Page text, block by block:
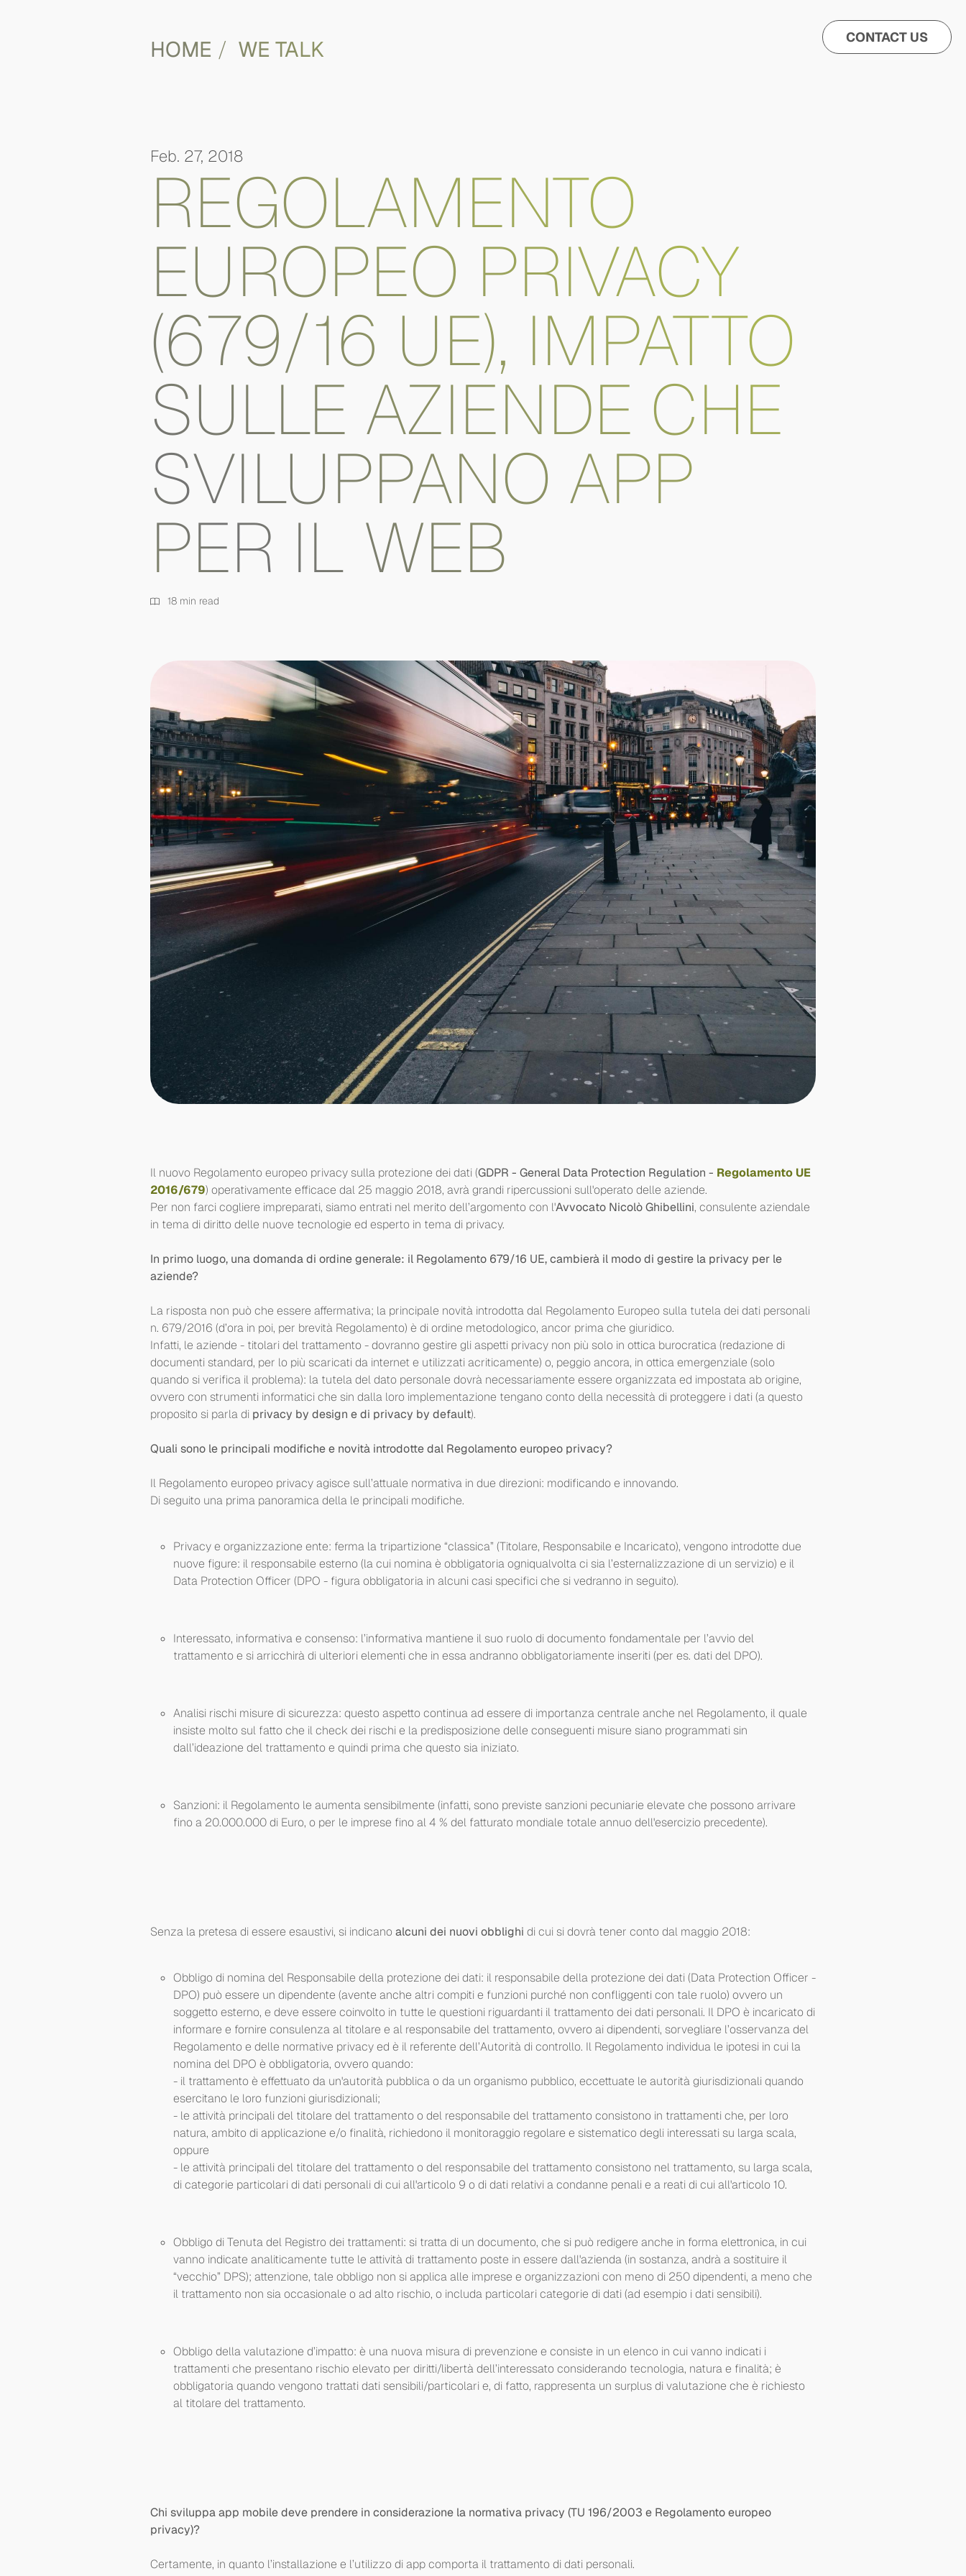
CONTACT US
HOME WE TALK
Feb. 27, 2018
REGOLAMENTO
EUROPEO PRIVACY
(679/16 UE), IMPATTO
SULLE AZIENDE CHE
SVILUPPANO APP
PER IL WEB
18 min read
Il nuovo Regolamento europeo privacy sulla protezione dei dati (GDPR - General Data Protection Regulation - Regolamento UE
2016/679) operativamente efficace dal 25 maggio 2018, avrà grandi ripercussioni sull'operato delle aziende.
Per non farci cogliere impreparati, siamo entrati nel merito dell’argomento con l'Avvocato Nicolò Ghibellini, consulente aziendale
in tema di diritto delle nuove tecnologie ed esperto in tema di privacy.
In primo luogo, una domanda di ordine generale: il Regolamento 679/16 UE, cambierà il modo di gestire la privacy per le
aziende?
La risposta non può che essere affermativa; la principale novità introdotta dal Regolamento Europeo sulla tutela dei dati personali
n. 679/2016 (d’ora in poi, per brevità Regolamento) è di ordine metodologico, ancor prima che giuridico.
Infatti, le aziende - titolari del trattamento - dovranno gestire gli aspetti privacy non più solo in ottica burocratica (redazione di
documenti standard, per lo più scaricati da internet e utilizzati acriticamente) o, peggio ancora, in ottica emergenziale (solo
quando si verifica il problema): la tutela del dato personale dovrà necessariamente essere organizzata ed impostata ab origine,
ovvero con strumenti informatici che sin dalla loro implementazione tengano conto della necessità di proteggere i dati (a questo
proposito si parla di privacy by design e di privacy by default).
Quali sono le principali modifiche e novità introdotte dal Regolamento europeo privacy?
Il Regolamento europeo privacy agisce sull’attuale normativa in due direzioni: modificando e innovando.
Di seguito una prima panoramica della le principali modifiche.
Privacy e organizzazione ente: ferma la tripartizione “classica” (Titolare, Responsabile e Incaricato), vengono introdotte due
nuove figure: il responsabile esterno (la cui nomina è obbligatoria ogniqualvolta ci sia l’esternalizzazione di un servizio) e il
Data Protection Officer (DPO - figura obbligatoria in alcuni casi specifici che si vedranno in seguito).
Interessato, informativa e consenso: l’informativa mantiene il suo ruolo di documento fondamentale per l’avvio del
trattamento e si arricchirà di ulteriori elementi che in essa andranno obbligatoriamente inseriti (per es. dati del DPO).
Analisi rischi misure di sicurezza: questo aspetto continua ad essere di importanza centrale anche nel Regolamento, il quale
insiste molto sul fatto che il check dei rischi e la predisposizione delle conseguenti misure siano programmati sin
dall’ideazione del trattamento e quindi prima che questo sia iniziato.
Sanzioni: il Regolamento le aumenta sensibilmente (infatti, sono previste sanzioni pecuniarie elevate che possono arrivare
fino a 20.000.000 di Euro, o per le imprese fino al 4 % del fatturato mondiale totale annuo dell'esercizio precedente).
Senza la pretesa di essere esaustivi, si indicano alcuni dei nuovi obblighi di cui si dovrà tener conto dal maggio 2018:
Obbligo di nomina del Responsabile della protezione dei dati: il responsabile della protezione dei dati (Data Protection Officer -
DPO) può essere un dipendente (avente anche altri compiti e funzioni purché non confliggenti con tale ruolo) ovvero un
soggetto esterno, e deve essere coinvolto in tutte le questioni riguardanti il trattamento dei dati personali. Il DPO è incaricato di
informare e fornire consulenza al titolare e al responsabile del trattamento, ovvero ai dipendenti, sorvegliare l’osservanza del
Regolamento e delle normative privacy ed è il referente dell’Autorità di controllo. Il Regolamento individua le ipotesi in cui la
nomina del DPO è obbligatoria, ovvero quando:
- il trattamento è effettuato da un'autorità pubblica o da un organismo pubblico, eccettuate le autorità giurisdizionali quando
esercitano le loro funzioni giurisdizionali;
- le attività principali del titolare del trattamento o del responsabile del trattamento consistono in trattamenti che, per loro
natura, ambito di applicazione e/o finalità, richiedono il monitoraggio regolare e sistematico degli interessati su larga scala,
oppure
- le attività principali del titolare del trattamento o del responsabile del trattamento consistono nel trattamento, su larga scala,
di categorie particolari di dati personali di cui all'articolo 9 o di dati relativi a condanne penali e a reati di cui all'articolo 10.
Obbligo di Tenuta del Registro dei trattamenti: si tratta di un documento, che si può redigere anche in forma elettronica, in cui
vanno indicate analiticamente tutte le attività di trattamento poste in essere dall'azienda (in sostanza, andrà a sostituire il
“vecchio” DPS); attenzione, tale obbligo non si applica alle imprese e organizzazioni con meno di 250 dipendenti, a meno che
il trattamento non sia occasionale o ad alto rischio, o includa particolari categorie di dati (ad esempio i dati sensibili).
Obbligo della valutazione d’impatto: è una nuova misura di prevenzione e consiste in un elenco in cui vanno indicati i
trattamenti che presentano rischio elevato per diritti/libertà dell’interessato considerando tecnologia, natura e finalità; è
obbligatoria quando vengono trattati dati sensibili/particolari e, di fatto, rappresenta un surplus di valutazione che è richiesto
al titolare del trattamento.
Chi sviluppa app mobile deve prendere in considerazione la normativa privacy (TU 196/2003 e Regolamento europeo
privacy)?
Certamente, in quanto l’installazione e l’utilizzo di app comporta il trattamento di dati personali.